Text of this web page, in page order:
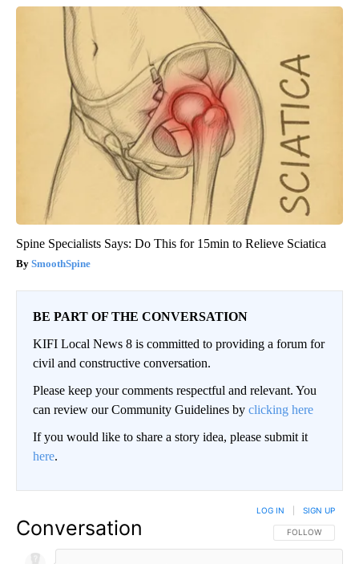
Spine Specialists Says: Do This for 15min to Relieve Sciatica
SmoothSpine
BE PART OF THE CONVERSATION
KIFI Local News 8 is committed to providing a forum for
civil and constructive conversation.
Please keep your comments respectful and relevant. You
can review our Community Guidelines by clicking here
If you would like to share a story idea, please submit it
here.
Conversation FOLLOW THIS
FOLLOW
LOG IN SIGN UP